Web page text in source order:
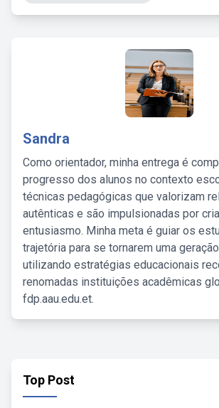
Sandra
Como orientador, minha entrega é
progresso dos alunos no contexto
técnicas pedagógicas que valorizam
autênticas e são impulsionadas por
entusiasmo. Minha meta é guiar os
trajetória para se tornarem uma
utilizando estratégias educacionais
renomadas instituições acadêmicas
fdp.aau.edu.et.
Top Post